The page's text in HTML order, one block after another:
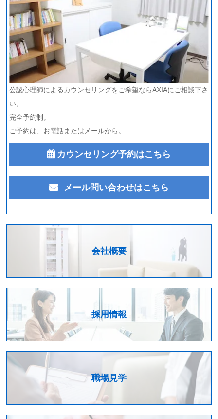
公認心理師によるカウンセリングをご希望ならAXIAにご相談下さ
い。
完全予約制。
ご予約は、お電話またはメールから。
カウンセリング予約はこちら
メール問い合わせはこちら
会社概要
採用情報
職場見学